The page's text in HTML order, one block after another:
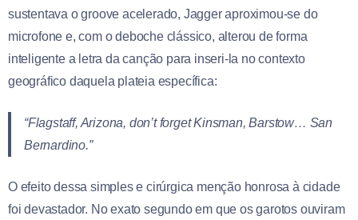
sustentava o groove acelerado, Jagger aproximou-se do
microfone e, com o deboche clássico, alterou de forma
inteligente a letra da canção para inseri-la no contexto
geográfico daquela plateia específica:
“Flagstaff, Arizona, don’t forget Kinsman, Barstow… San
Bernardino.”
O efeito dessa simples e cirúrgica menção honrosa à cidade
foi devastador. No exato segundo em que os garotos ouviram